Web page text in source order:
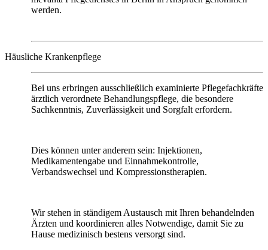
werden.
Häusliche Krankenpflege
Bei uns erbringen ausschließlich examinierte Pflegefachkräfte
ärztlich verordnete Behandlungspflege, die besondere
Sachkenntnis, Zuverlässigkeit und Sorgfalt erfordern.
Dies können unter anderem sein: Injektionen,
Medikamentengabe und Einnahmekontrolle,
Verbandswechsel und Kompressionstherapien.
Wir stehen in ständigem Austausch mit Ihren behandelnden
Ärzten und koordinieren alles Notwendige, damit Sie zu
Hause medizinisch bestens versorgt sind.